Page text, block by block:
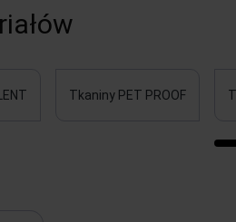
Tkaniny PET PROOF